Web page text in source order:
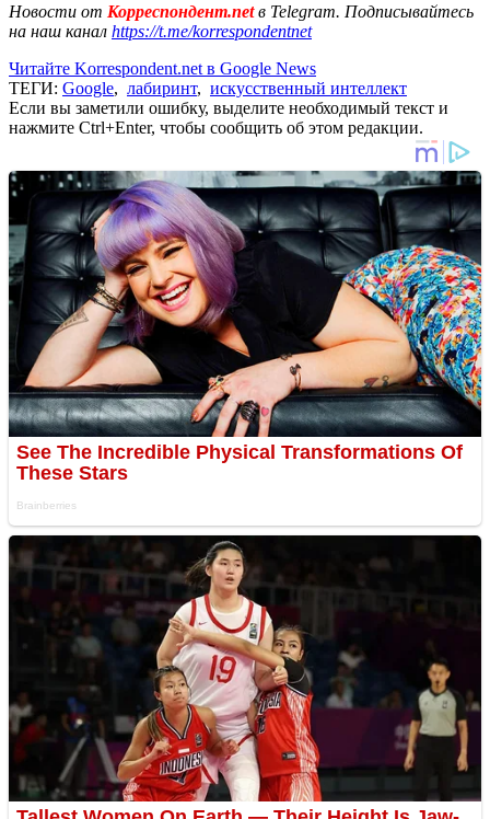
Новости от Корреспондент.netв Telegram. Подписывайтесь
на наш канал https://t.me/korrespondentnet
Читайте Korrespondent.net в Google News
ТЕГИ: Google, лабиринт, искусственный интеллект
Если вы заметили ошибку, выделите необходимый текст и
нажмите Ctrl+Enter, чтобы сообщить об этом редакции.